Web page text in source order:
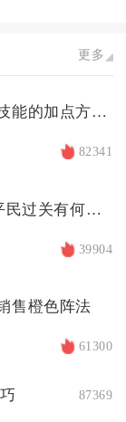
更多
诛仙手游请问幽冥技能的加点方法是什么
82341
攻城掠地114副本平民过关有何技巧
39904
售橙色阵法
61300
87369